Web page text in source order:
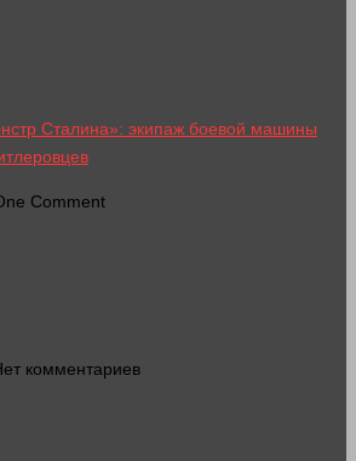
Сталина»: экипаж боевой машины
Comment
комментариев